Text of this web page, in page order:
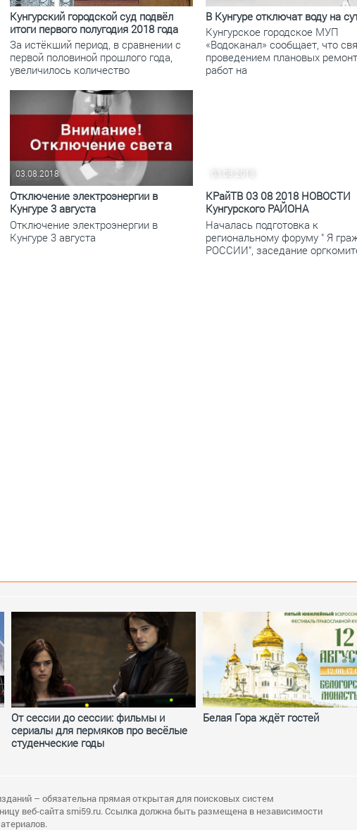
Кунгурский городской суд подвёл
итоги первого полугодия 2018 года
За истёкший период, в сравнении с
первой половиной прошлого года,
увеличилось количество
В Кунгуре отключат воду на
Кунгурское городское МУП
«Водоканал» сообщает, что
проведением плановых
работ на
03.08.2018
Отключение электроэнергии в
Кунгуре 3 августа
Отключение электроэнергии в
Кунгуре 3 августа
03.08.2018
КРайТВ 03 08 2018 НОВОСТИ
Кунгурского РАЙОНА
Началась подготовка к
региональному форуму " Я
РОССИИ", заседание
От сессии до сессии: фильмы и
сериалы для пермяков про весёлые
студенческие годы
Белая Гора ждёт гостей
– обязательна прямая открытая для поисковых систем
веб-сайта smi59.ru. Ссылка должна быть размещена в независимости